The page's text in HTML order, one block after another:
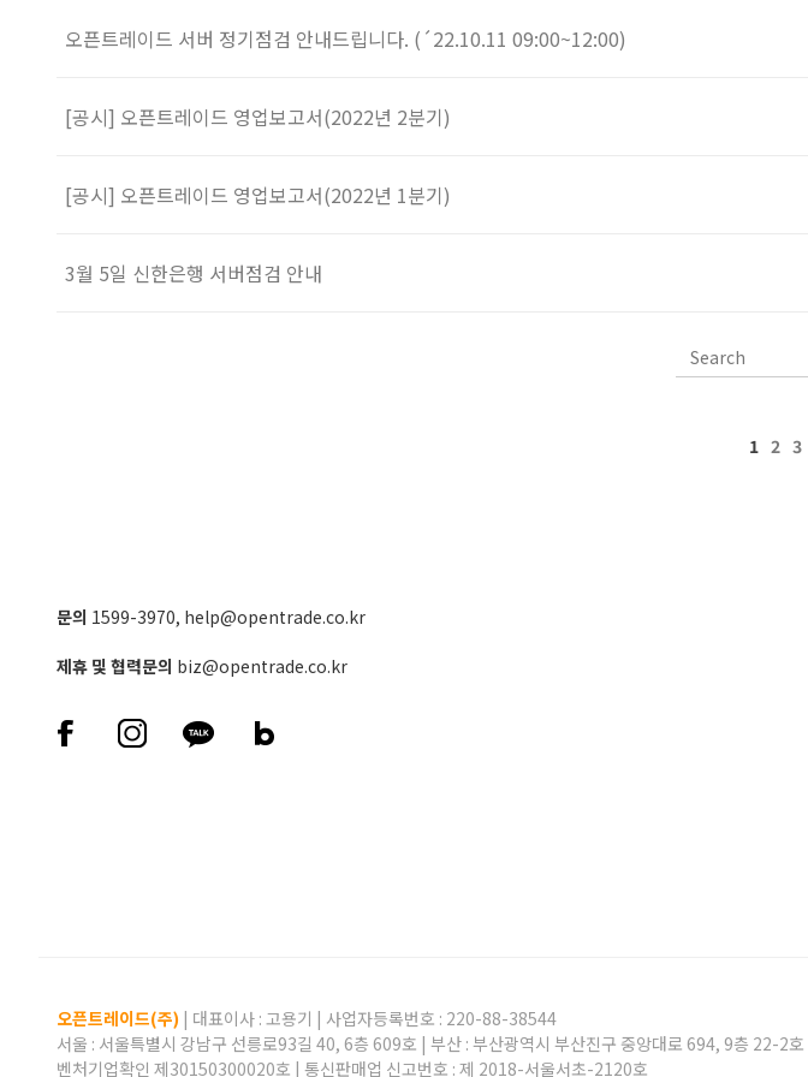
오픈트레이드 서버 정기점검 안내드립니다. (´22.10.11 09:00~12:00)
[공시] 오픈트레이드 영업보고서(2022년 2분기)
[공시] 오픈트레이드 영업보고서(2022년 1분기)
3월 5일 신한은행 서버점검 안내
1 2 3
문의 1599-3970, help@opentrade.co.kr
제휴 및 협력문의 biz@opentrade.co.kr
오픈트레이드(주) | 대표이사 : 고용기 | 사업자등록번호 : 220-88-38544
서울 : 서울특별시 강남구 선릉로93길 40, 6층 609호 | 부산 : 부산광역시 부산진구 중앙대로 694, 9층 22-2호
벤처기업확인 제30150300020호 | 통신판매업 신고번호 : 제 2018-서울서초-2120호